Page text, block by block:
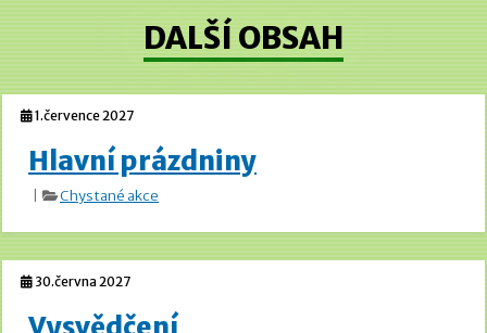
DALŠÍ OBSAH
1.července 2027
Hlavní prázdniny
Chystané akce
30.června 2027